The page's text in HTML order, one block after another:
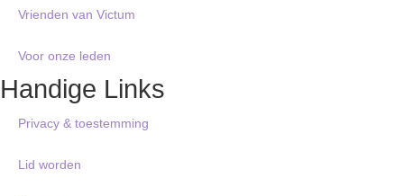
Vrienden van Victum
Voor onze leden
Handige Links
Privacy & toestemming
Lid worden